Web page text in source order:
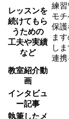
レッスンを
続けてもら
うための
工夫や実績
など
練習
モチ
保護
ま
しま
連携
教室紹介動
画
インタビュ
ー記事
執筆したメ